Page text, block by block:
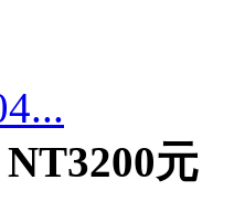
NT3200元